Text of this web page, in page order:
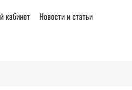
кабинет Новости и статьи